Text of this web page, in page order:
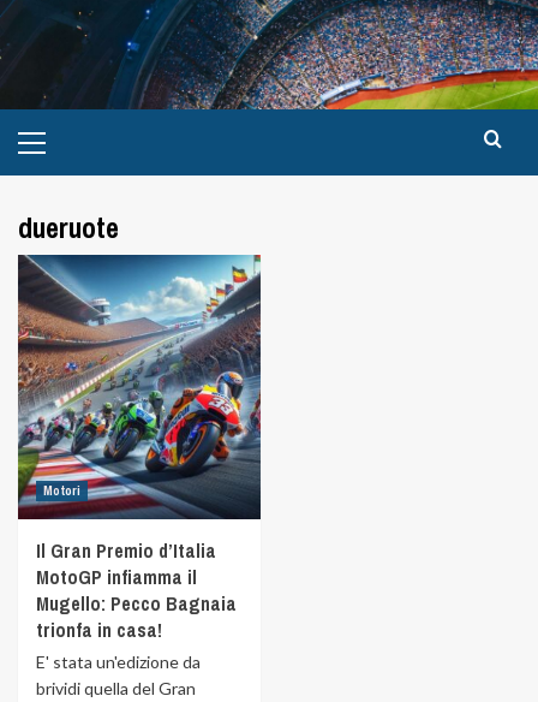
dueruote
Motori
Il Gran Premio d’Italia
MotoGP infiamma il
Mugello: Pecco Bagnaia
trionfa in casa!
E' stata un'edizione da
brividi quella del Gran